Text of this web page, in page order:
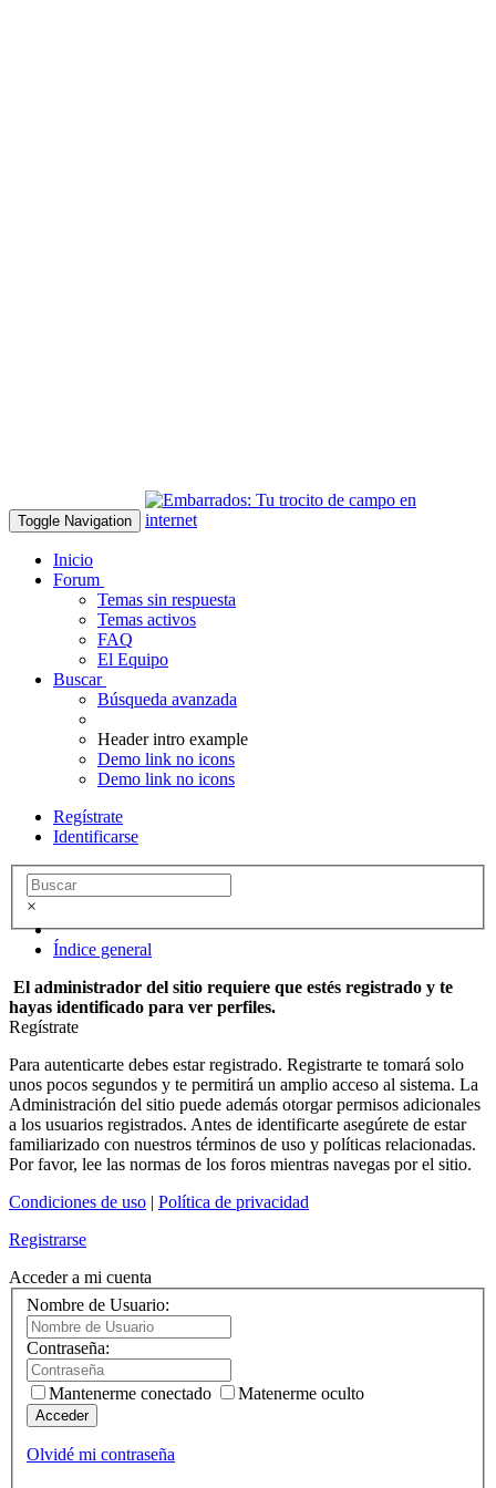
Toggle Navigation
Inicio
Forum
Temas sin respuesta
Temas activos
FAQ
El Equipo
Buscar
Búsqueda avanzada
Header intro example
Demo link no icons
Demo link no icons
Regístrate
Identificarse
×
Índice general
El administrador del sitio requiere que estés registrado y te
hayas identificado para ver perfiles.
Regístrate
Para autenticarte debes estar registrado. Registrarte te tomará solo
unos pocos segundos y te permitirá un amplio acceso al sistema. La
Administración del sitio puede además otorgar permisos adicionales
a los usuarios registrados. Antes de identificarte asegúrete de estar
familiarizado con nuestros términos de uso y políticas relacionadas.
Por favor, lee las normas de los foros mientras navegas por el sitio.
Condiciones de uso | Política de privacidad
Registrarse
Acceder a mi cuenta
Nombre de Usuario:
Contraseña:
Mantenerme conectado Matenerme oculto
Acceder
Olvidé mi contraseña